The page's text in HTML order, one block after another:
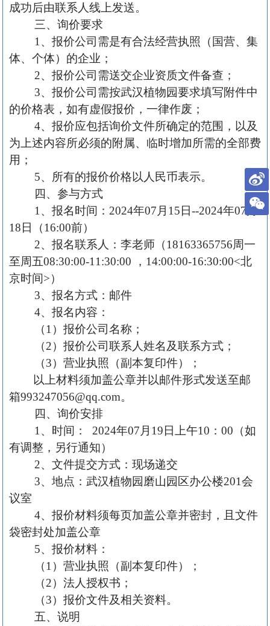
成功后由联系人线上发送。
三、 询价要求
1、报价公司需是有合法经营执照（国营、集
体、个体） 的企业；
2、报价公司需送交企业资质文件备查；
3、报价公司需按武汉植物园要求填写附件中
的价格表，如有虚假报价，一律作废；
4、报价应包括询价文件所确定的范围，以及
为上述内容所必须的附属、临时增加所需的全部费
用 ；
5、所有的报价价格以人民币表示。
四、 参与方式
1、报名时间： 2024年07 月 15日--2024年07 月
18日（16:00前）
2、报名联系人：李老师（18163365756周一
至周五08:30:00-11:30:00 ，14:00:00-16:30:00<北
京时间>）
3、报名方式：邮件
4、 报名内容：
（1 ）报价公司名称；
（2）报价公司联系人姓名及联系方式；
（3）营业执照（副本复印件）；
以上材料须加盖公章并以邮件形式发送至邮
箱993247056@qq.com。
四、询价安排
1、时间： 2024年07 月 19日 上午10 ： 00（如
有调整，另行通知）
2、文件提交方式：现场递交
3、 地点：武汉植物园磨山园区办公楼201会
议室
4、报价材料须每页加盖公章并密封，且文件
袋密封处加盖公章
5、报价材料：
（1）营业执照（副本复印件）；
（2） 法人授权书；
（3） 报价文件及相关资料。
五、说明